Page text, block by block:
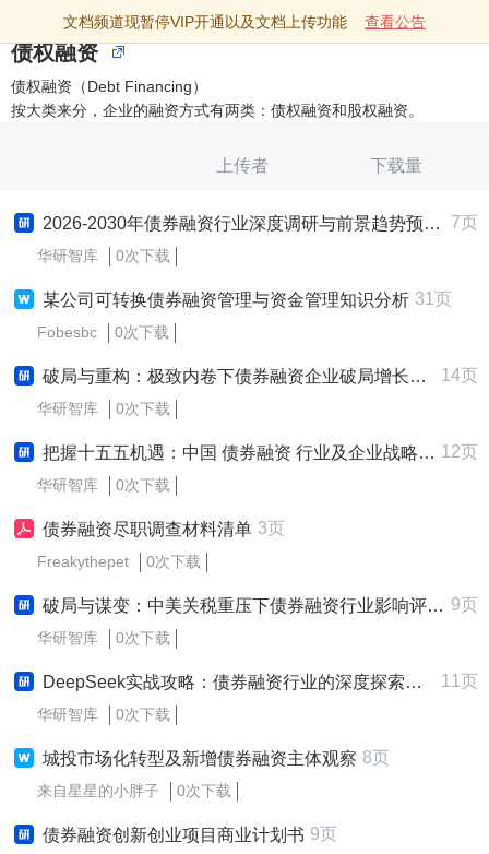
文档频道现暂停VIP开通以及文档上传功能 查看公告
债权融资
债权融资（Debt Financing）
按大类来分，企业的融资方式有两类：债权融资和股权融资。
上传者 下载量
2026-2030年债券融资行业深度调研与前景趋势预测报告 7页
华研智库 0次下载
某公司可转换债券融资管理与资金管理知识分析 31页
Fobesbc 0次下载
破局与重构：极致内卷下债券融资企业破局增长战略研究报告 (2025-2030版) 14页
华研智库 0次下载
把握十五五机遇：中国 债券融资 行业及企业战略规划深度解析报告 12页
华研智库 0次下载
债券融资尽职调查材料清单 3页
Freakythepet 0次下载
破局与谋变：中美关税重压下债券融资行业影响评估与应对策略研究报告 9页
华研智库 0次下载
DeepSeek实战攻略：债券融资行业的深度探索与应用实践研究报告 11页
华研智库 0次下载
城投市场化转型及新增债券融资主体观察 8页
来自星星的小胖子 0次下载
债券融资创新创业项目商业计划书 9页